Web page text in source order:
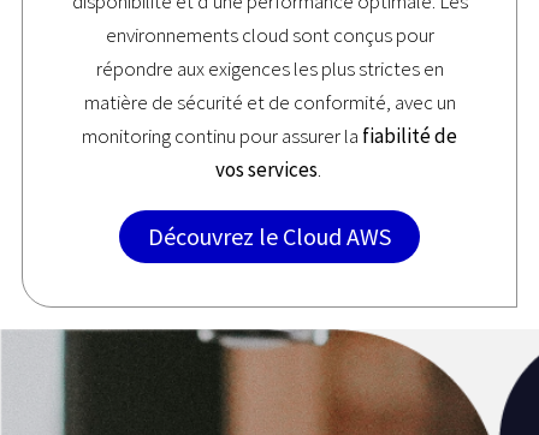
environnements cloud sont conçus pour
répondre aux exigences les plus strictes en
matière de sécurité et de conformité, avec un
monitoring continu pour assurer la fiabilité de
vos services.
Découvrez le Cloud AWS